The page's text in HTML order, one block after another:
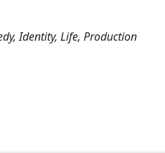
Identity, Life, Production